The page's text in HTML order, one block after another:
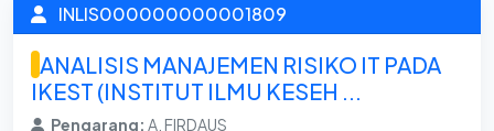
INLIS000000000001809
ANALISIS MANAJEMEN RISIKO IT PADA
IKEST (INSTITUT ILMU KESEH ...
Pengarang: A. FIRDAUS